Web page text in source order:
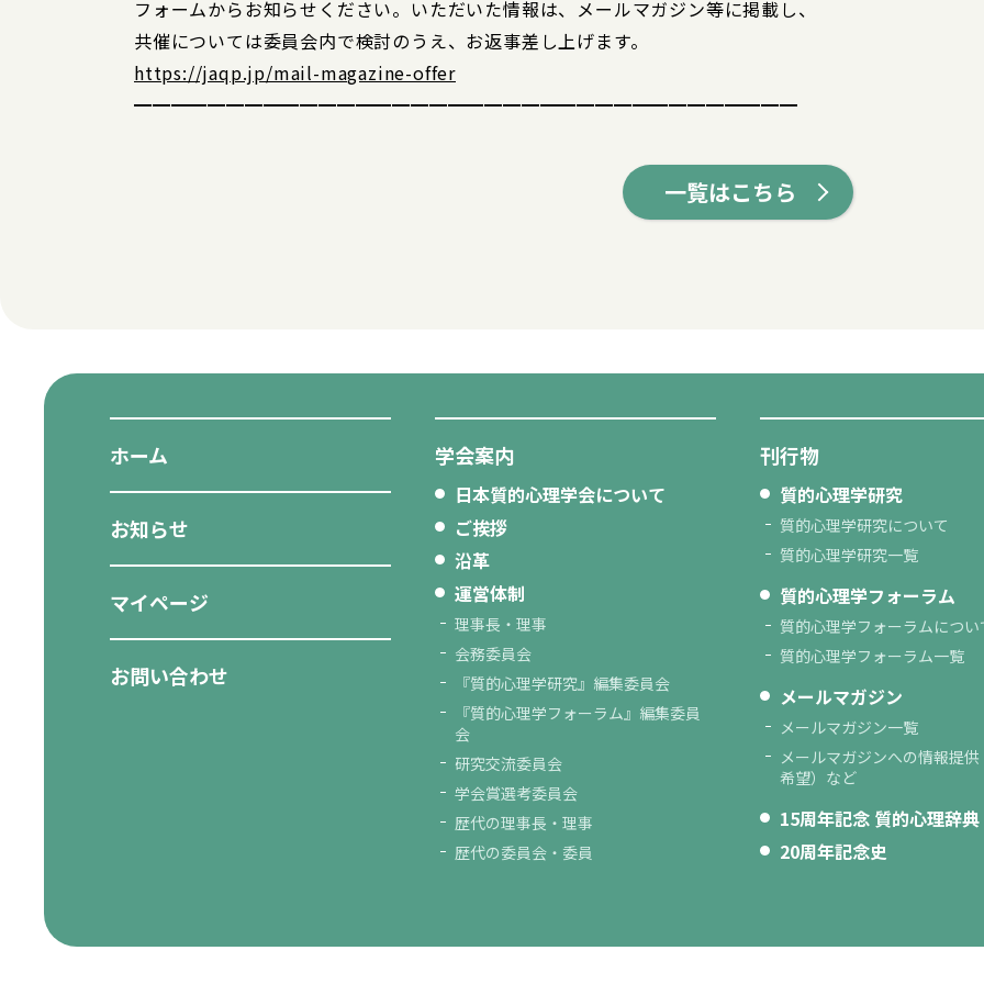
フォームからお知らせください。いただいた情報は、メールマガジン等に掲載し、
共催については委員会内で検討のうえ、お返事差し上げます。
https://jaqp.jp/mail-magazine-offer
━━━━━━━━━━━━━━━━━━━━━━━━━━━━━━━━━━━━
一覧はこちら
ホーム
お知らせ
マイページ
お問い合わせ
学会案内
日本質的心理学会について
ご挨拶
沿革
運営体制
理事長・理事
会務委員会
『質的心理学研究』編集委員会
『質的心理学フォーラム』編集委員
会
研究交流委員会
学会賞選考委員会
歴代の理事長・理事
歴代の委員会・委員
刊行物
質的心理学研究
質的心理学研究について
質的心理学研究一覧
質的心理学フォーラム
質的心理学フォーラムについ
質的心理学フォーラム一覧
メールマガジン
メールマガジン一覧
メールマガジンへの情報提
希望）など
15周年記念 質的心理辞典
20周年記念史